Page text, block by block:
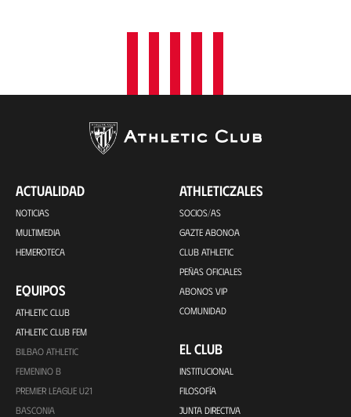
ACTUALIDAD
NOTICIAS
MULTIMEDIA
HEMEROTECA
EQUIPOS
ATHLETIC CLUB
ATHLETIC CLUB FEM
BILBAO ATHLETIC
FEMENINO B
PREMIER LEAGUE U21
BASCONIA
ATHLETICZALES
SOCIOS/AS
GAZTE ABONOA
CLUB ATHLETIC
PEÑAS OFICIALES
ABONOS VIP
COMUNIDAD
EL CLUB
INSTITUCIONAL
FILOSOFÍA
JUNTA DIRECTIVA